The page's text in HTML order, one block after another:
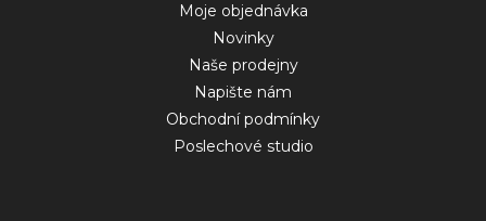
Moje objednávka
Novinky
Naše prodejny
Napište nám
Obchodní podmínky
Poslechové studio